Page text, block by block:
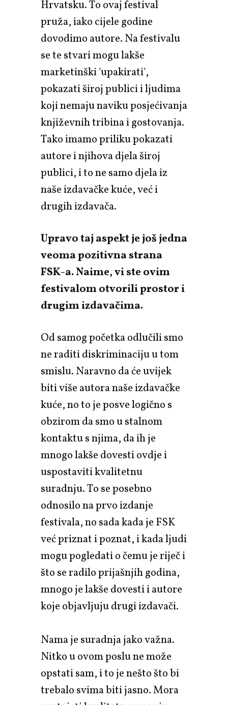
Hrvatsku. To ovaj festival
pruža, iako cijele godine
dovodimo autore. Na festivalu
se te stvari mogu lakše
marketinški 'upakirati',
pokazati široj publici i ljudima
koji nemaju naviku posjećivanja
književnih tribina i gostovanja.
Tako imamo priliku pokazati
autore i njihova djela široj
publici, i to ne samo djela iz
naše izdavačke kuće, već i
drugih izdavača.
Upravo taj aspekt je još jedna
veoma pozitivna strana
FSK-a. Naime, vi ste ovim
festivalom otvorili prostor i
drugim izdavačima.
Od samog početka odlučili smo
ne raditi diskriminaciju u tom
smislu. Naravno da će uvijek
biti više autora naše izdavačke
kuće, no to je posve logično s
obzirom da smo u stalnom
kontaktu s njima, da ih je
mnogo lakše dovesti ovdje i
uspostaviti kvalitetnu
suradnju. To se posebno
odnosilo na prvo izdanje
festivala, no sada kada je FSK
već priznat i poznat, i kada ljudi
mogu pogledati o čemu je riječ i
što se radilo prijašnjih godina,
mnogo je lakše dovesti i autore
koje objavljuju drugi izdavači.
Nama je suradnja jako važna.
Nitko u ovom poslu ne može
opstati sam, i to je nešto što bi
trebalo svima biti jasno. Mora